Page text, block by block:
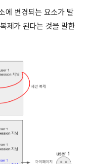
에 변경되는 요소가 발
제가 된다는 것을 말한